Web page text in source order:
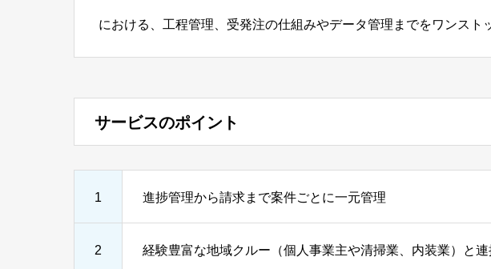
における、工程管理、受発注の仕組みやデータ管理までをワンスト
サービスのポイント
1 進捗管理から請求まで案件ごとに一元管理
2 経験豊富な地域クルー（個人事業主や清掃業、内装業）と